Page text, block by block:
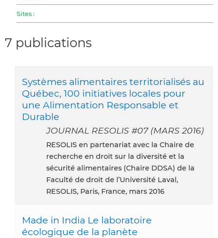
Sites :
7 publications
Systèmes alimentaires territorialisés au
Québec, 100 initiatives locales pour
une Alimentation Responsable et
Durable
JOURNAL RESOLIS #07 (MARS 2016)
RESOLIS en partenariat avec la Chaire de
recherche en droit sur la diversité et la
sécurité alimentaires (Chaire DDSA) de la
Faculté de droit de l’Université Laval,
RESOLIS, Paris, France, mars 2016
Made in India Le laboratoire
écologique de la planète